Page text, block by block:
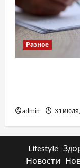
Разное
admin 31
Lifestyle
Новости